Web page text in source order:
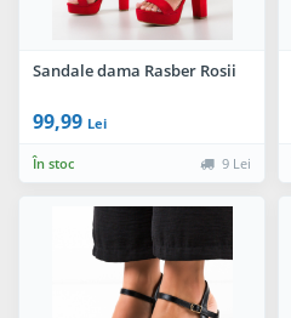
Sandale dama Rasber Rosii
99,99 Lei
În stoc 9 Lei